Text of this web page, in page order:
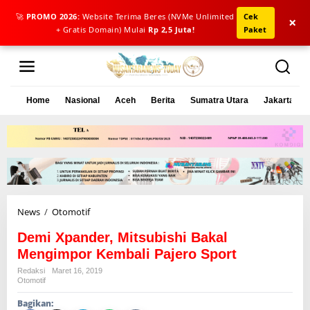
🚀 PROMO 2026: Website Terima Beres (NVMe Unlimited
+ Gratis Domain) Mulai Rp 2,5 Juta!
Cek
Paket
×
L
Home Nasional Aceh Berita Sumatra Utara Jakarta
News / OtomotifD
m
i
p
a
Demi Xpander, Mitsubishi Bakal
Mengimpor Kembali Pajero Sport
Redaksi
Maret 16, 2019
Otomotif
Bagikan: